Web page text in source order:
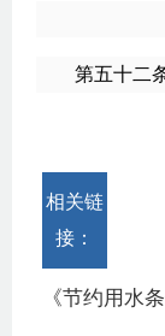
第五十二条
相关链
接：
《节约用水